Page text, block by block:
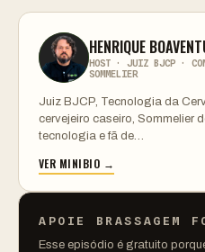
HENRIQUE
HOST · JUIZ BJCP ·
SOMMELIER
Juiz BJCP, Tecnologia da
cervejeiro caseiro, Sommelier
tecnologia e fã de…
VER MINIBIO →
APOIE BRASSAGEM
Esse episódio é gratuito